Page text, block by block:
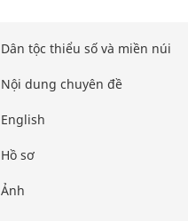
Dân tộc thiểu số và miền núi
Nội dung chuyên đề
English
Hồ sơ
Ảnh